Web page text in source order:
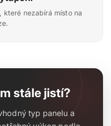
které nezabírá místo na
stále jistí?
typ panelu a